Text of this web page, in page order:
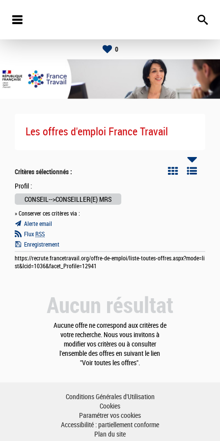
0
Les offres d'emploi France Travail
Critères sélectionnés :
Profil :
CONSEIL-->CONSEILLER(E) MRS
» Conserver ces critères via :
Alerte email
Flux RSS
Enregistrement
https://recrute.francetravail.org/offre-de-emploi/liste-toutes-offres.aspx?mode=li
st&lcid=1036&facet_Profile=12941
Aucun résultat
Aucune offre ne correspond aux critères de
votre recherche. Nous vous invitons à
modifier vos critères ou à consulter
l'ensemble des offres en suivant le lien
"Voir toutes les offres".
Conditions Générales d'Utilisation
Cookies
Paramétrer vos cookies
Accessibilité : partiellement conforme
Plan du site